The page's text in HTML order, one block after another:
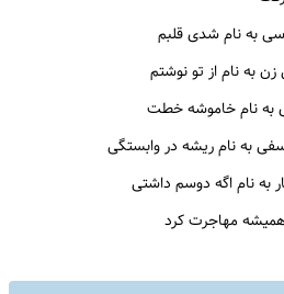
به نام شدی قلبم
به نام از تو نوشتم
به نام خاموشه خطت
به نام ریشه در وابستگی
به نام اگه دوسم داشتی
مهاجرت کرد